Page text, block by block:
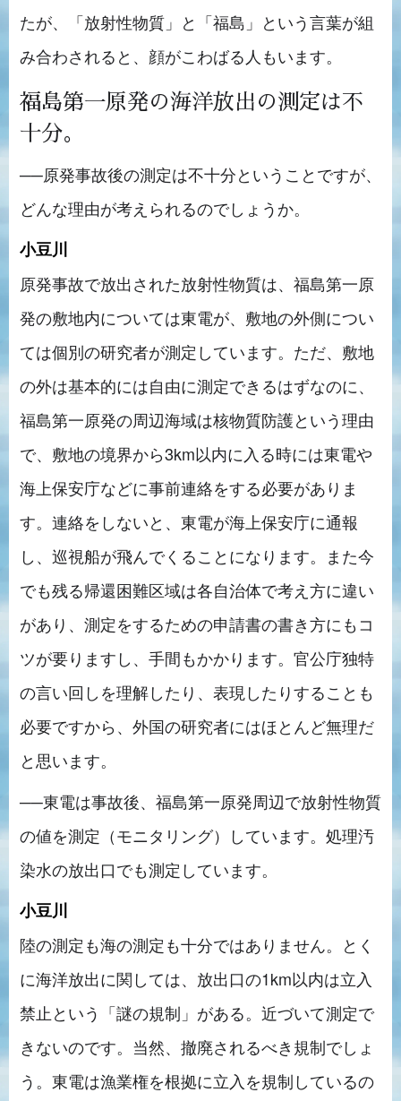
たが、「放射性物質」と「福島」という言葉が組
み合わされると、顔がこわばる人もいます。
福島第一原発の海洋放出の測定は不
十分。
──原発事故後の測定は不十分ということですが、
どんな理由が考えられるのでしょうか。
小豆川
原発事故で放出された放射性物質は、福島第一原
発の敷地内については東電が、敷地の外側につい
ては個別の研究者が測定しています。ただ、敷地
の外は基本的には自由に測定できるはずなのに、
福島第一原発の周辺海域は核物質防護という理由
で、敷地の境界から3km以内に入る時には東電や
海上保安庁などに事前連絡をする必要がありま
す。連絡をしないと、東電が海上保安庁に通報
し、巡視船が飛んでくることになります。また今
でも残る帰還困難区域は各自治体で考え方に違い
があり、測定をするための申請書の書き方にもコ
ツが要りますし、手間もかかります。官公庁独特
の言い回しを理解したり、表現したりすることも
必要ですから、外国の研究者にはほとんど無理だ
と思います。
──東電は事故後、福島第一原発周辺で放射性物質
の値を測定（モニタリング）しています。処理汚
染水の放出口でも測定しています。
小豆川
陸の測定も海の測定も十分ではありません。とく
に海洋放出に関しては、放出口の1km以内は立入
禁止という「謎の規制」がある。近づいて測定で
きないのです。当然、撤廃されるべき規制でしょ
う。東電は漁業権を根拠に立入を規制しているの